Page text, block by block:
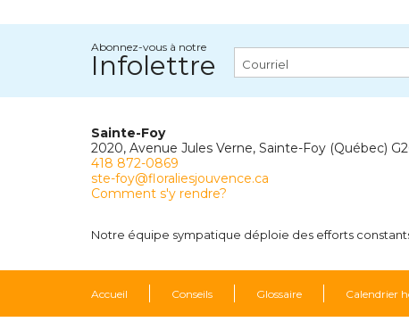
Abonnez-vous à notre
Infolettre
Sainte-Foy
2020, Avenue Jules Verne, Sainte-Foy (Québec)
418 872-0869
ste-foy@floraliesjouvence.ca
Comment s'y rendre?
Notre équipe sympatique déploie des efforts
Accueil Conseils Glossaire Calendrier